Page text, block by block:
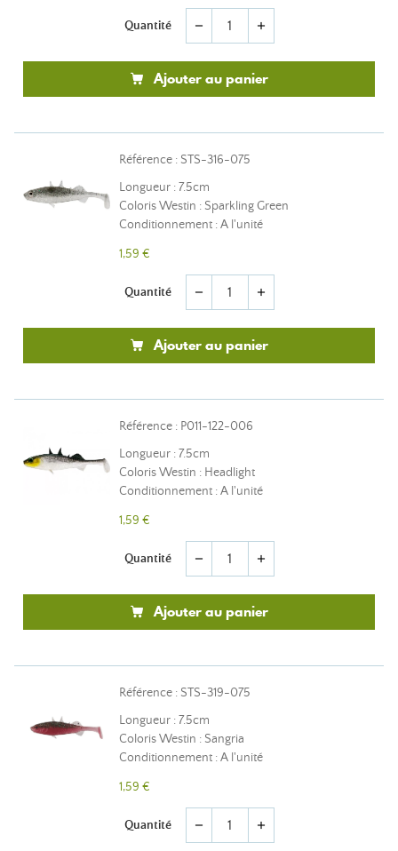
Quantité remove add
Ajouter au panier
Référence : STS-316-075
Longueur : 7.5cm
Coloris Westin : Sparkling Green
Conditionnement : A l'unité
1,59 €
Quantité remove add
Ajouter au panier
Référence : P011-122-006
Longueur : 7.5cm
Coloris Westin : Headlight
Conditionnement : A l'unité
1,59 €
Quantité remove add
Ajouter au panier
Référence : STS-319-075
Longueur : 7.5cm
Coloris Westin : Sangria
Conditionnement : A l'unité
1,59 €
Quantité remove add